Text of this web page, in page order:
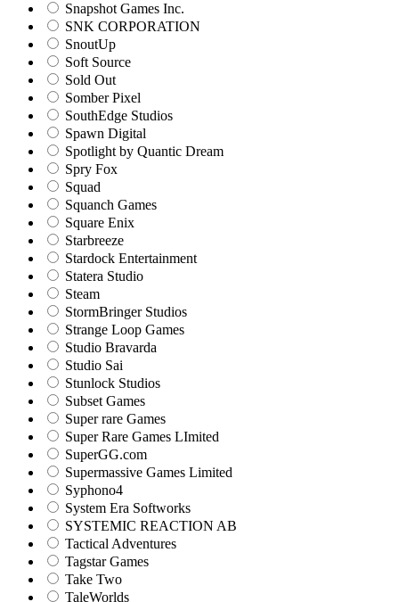
Snapshot Games Inc.
SNK CORPORATION
SnoutUp
Soft Source
Sold Out
Somber Pixel
SouthEdge Studios
Spawn Digital
Spotlight by Quantic Dream
Spry Fox
Squad
Squanch Games
Square Enix
Starbreeze
Stardock Entertainment
Statera Studio
Steam
StormBringer Studios
Strange Loop Games
Studio Bravarda
Studio Sai
Stunlock Studios
Subset Games
Super rare Games
Super Rare Games LImited
SuperGG.com
Supermassive Games Limited
Syphono4
System Era Softworks
SYSTEMIC REACTION AB
Tactical Adventures
Tagstar Games
Take Two
TaleWorlds